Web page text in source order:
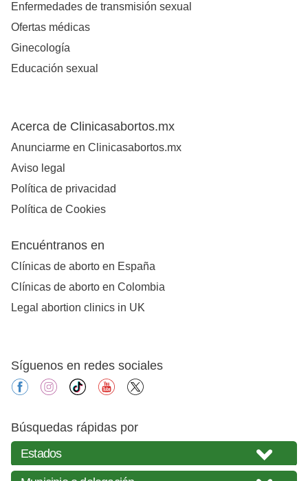
Enfermedades de transmisión sexual
Ofertas médicas
Ginecología
Educación sexual
Acerca de Clinicasabortos.mx
Anunciarme en Clinicasabortos.mx
Aviso legal
Política de privacidad
Política de Cookies
Encuéntranos en
Clínicas de aborto en España
Clínicas de aborto en Colombia
Legal abortion clinics in UK
Síguenos en redes sociales
facebookinstagram
tiktok youtube
Búsquedas rápidas por